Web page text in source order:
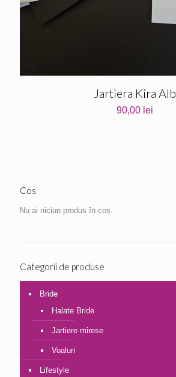
Jartiera Kira Alb
90,00 lei
Cos
Nu ai niciun produs în coș.
Categorii de produse
Bride
Halate Bride
Jartiere mirese
Voaluri
Lifestyle